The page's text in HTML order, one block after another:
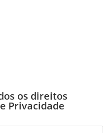
os direitos
Privacidade